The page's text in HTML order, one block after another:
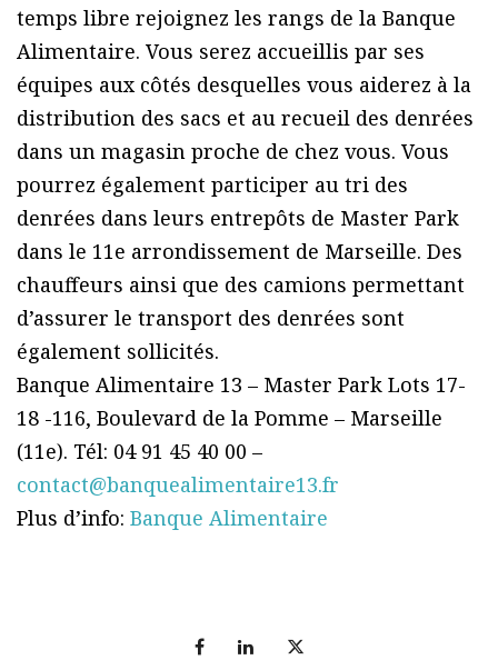
temps libre rejoignez les rangs de la Banque
Alimentaire. Vous serez accueillis par ses
équipes aux côtés desquelles vous aiderez à la
distribution des sacs et au recueil des denrées
dans un magasin proche de chez vous. Vous
pourrez également participer au tri des
denrées dans leurs entrepôts de Master Park
dans le 11e arrondissement de Marseille. Des
chauffeurs ainsi que des camions permettant
d’assurer le transport des denrées sont
également sollicités.
Banque Alimentaire 13 – Master Park Lots 17-
18 -116, Boulevard de la Pomme – Marseille
(11e). Tél: 04 91 45 40 00 –
contact@banquealimentaire13.fr
Plus d’info: Banque Alimentaire